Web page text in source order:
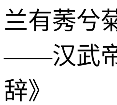
兰有莠兮
——汉武
辞》